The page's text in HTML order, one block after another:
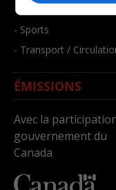
- Santé et bien-être
- Sports
- Transport /
ÉMISSIONS
Avec la
gouvernement du
Canada